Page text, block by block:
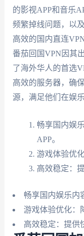
的影视APP和音乐
频繁掉线问题，以
高效的国内直连
番茄回国VPN因其
了海外华人的首选
高效的服务器，确
源，满足他们在娱
畅享国内娱
APP。
游戏体验优
高效稳定：
畅享国内娱乐内
游戏体验优化：
高效稳定：提供